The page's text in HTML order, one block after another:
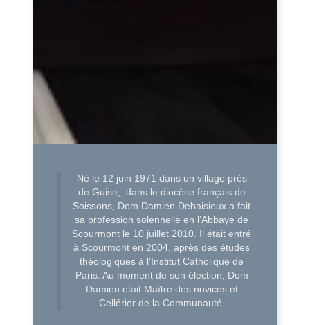
Né le 12 juin 1971 dans un village près
de Guise,, dans le diocèse français de
Soissons, Dom Damien Debaisieux a fait
sa profession solennelle en l’Abbaye de
Scourmont le 10 juillet 2010. Il était entré
à Scourmont en 2004, après des études
théologiques à l’Institut Catholique de
Paris. Au moment de son élection, Dom
Damien était Maître des novices et
Cellérier de la Communauté.